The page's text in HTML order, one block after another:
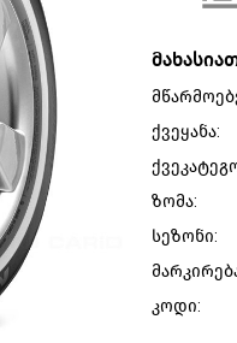
ქვეყანა:
ზომა:
სეზონი:
კოდი: